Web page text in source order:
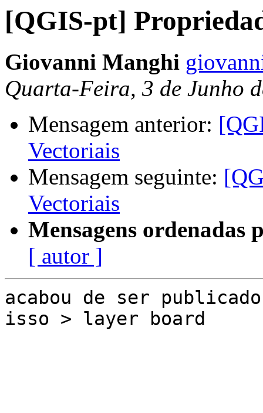
[QGIS-pt]
Giovanni Manghi
Quarta-Feira, 3 de Junho
Mensagem anterior:
Vectoriais
Mensagem seguinte:
Vectoriais
Mensagens ordenadas
[ autor ]
acabou de ser
isso > layer board